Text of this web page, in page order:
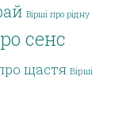
Вірші про рідну
сенс
щастя Вірші